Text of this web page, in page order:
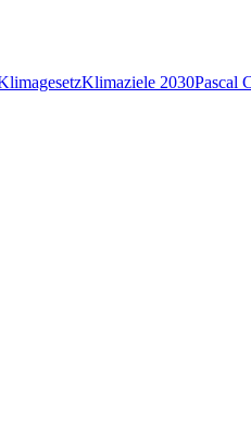
Klimaziele 2030Pascal